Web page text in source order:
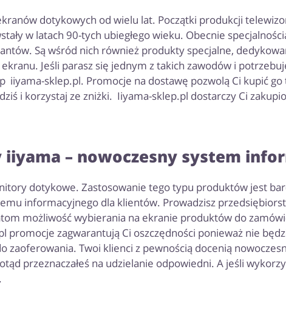
dotykowych od wielu lat. Początki produkcji
w latach 90-tych ubiegłego wieku. Obecnie
Są wśród nich również produkty specjalne,
Jeśli parasz się jednym z takich zawodów i
sklep.pl. Promocje na dostawę pozwolą Ci kupić go
i korzystaj ze zniżki. Iiyama-sklep.pl dostarczy Ci
– nowoczesny system
dotykowe. Zastosowanie tego typu produktów jest
informacyjnego dla klientów. Prowadzisz
możliwość wybierania na ekranie produktów do
promocje zagwarantują Ci oszczędności ponieważ nie
zaoferowania. Twoi klienci z pewnością docenią
przeznaczałeś na udzielanie odpowiedni. A jeśli